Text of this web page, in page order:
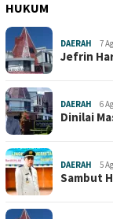
HUKUM
DAERAH 7
Jefrin
DAERAH 6
Dinilai
DAERAH 5
Sambut